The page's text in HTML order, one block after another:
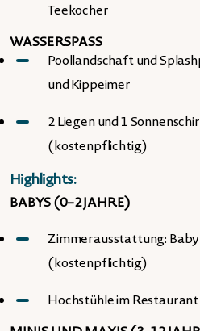
Teekocher
WASSERSPASS
Poollandschaft und
und Kippeimer
2 Liegen und 1
(kostenpflichtig)
Highlights:
BABYS (0–2 JAHRE)
Zimmerausstattung:
(kostenpflichtig)
Hochstühle im Restaurant